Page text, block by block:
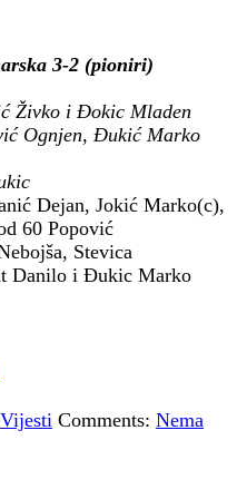
3-2 (pioniri)
Živko i Đokic Mladen
Ognjen, Đukić Marko
Dejan, Jokić Marko(c),
60 Popović
Stevica
Danilo i Đukic Marko
Vijesti Comments: Nema